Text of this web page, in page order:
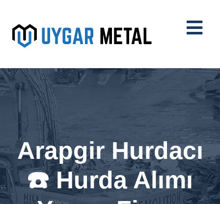
Arapgir Hurdacı
☎️ Hurda Alımı